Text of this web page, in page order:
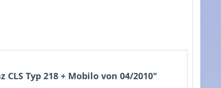
Typ 218 + Mobilo von 04/2010"